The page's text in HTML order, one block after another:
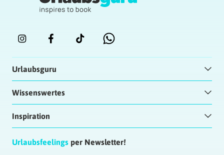
Urlaubsguru
Wissenswertes
Inspiration
Urlaubsfeelings per Newsletter!